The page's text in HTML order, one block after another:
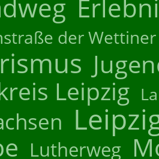
der Wettiner
Leipzig
Lutherweg